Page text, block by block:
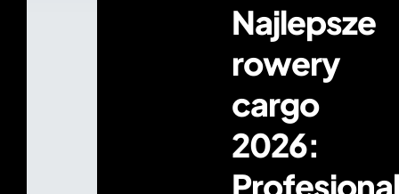
Najlepsze
rowery
cargo
2026: